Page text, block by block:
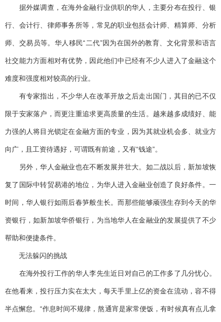
据外媒调查，在海外金融行业供职的华人，主要分布在投行、银
行、会计行、律师事务所等，常见的职业包括会计师、精算师、分析
师、交易员等。华人移民“二代”因为在国外的教育、文化背景和语言
社交能力方面相对有优势，因此他们中已经有不少人进入了金融这个
难度和强度相对较高的行业。
有专家指出，不少华人在改革开放之后走出国门，其目的已不仅
限于安家落户，而更注重追求更高质量的生活。越来越多成绩好、能
力强的人将目光锁定在金融方面的专业，因为其就业机会多、就业方
向广，且工资待遇好，可谓既有前途，又有“钱途”。
另外，华人金融业也在不断发展并壮大。如二战以后，新加坡恢
复了国际中转贸易港的地位，为华人进入金融业创造了良好条件。一
时间，华人银行如雨后春笋般生长。而那些能够顽强生存到今天的华
资银行，如新加坡华侨银行，为当地华人在金融业的发展提供了不少
帮助和便捷条件。
无法躲闪的挑战
在海外投行工作的华人李先生近日对自己的工作多了几分忧心。
在他看来，投行压力实在太大，每天手里上亿的资金在流动，容不得
半点懈怠。“作息时间不规律，熬通宵是家常便饭，有时候真有点儿拿